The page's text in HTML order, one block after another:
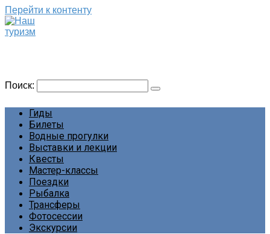
Перейти к контенту
Поиск:
Гиды
Билеты
Водные прогулки
Выставки и лекции
Квесты
Мастер-классы
Поездки
Рыбалка
Трансферы
Фотосессии
Экскурсии